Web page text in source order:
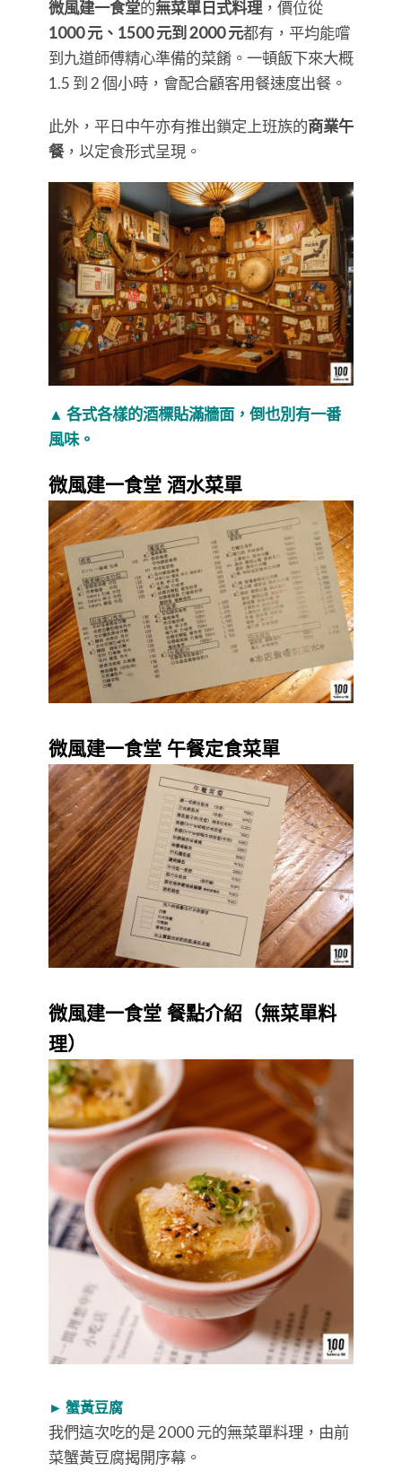
微風建一食堂的無菜單日式料理 ，價位從
1000 元、1500 元到 2000 元都有，平均能嚐
到九道師傅精心準備的菜餚。一頓飯下來大概
1.5 到 2 個小時，會配合顧客用餐速度出餐。
此外，平日中午亦有推出鎖定上班族的商業午
餐，以定食形式呈現。
▲ 各式各樣的酒標貼滿牆面，倒也別有一番
風味。
微風建一食堂 酒水菜單
微風建一食堂 午餐定食菜單
微風建一食堂 餐點介紹（無菜單料
理）
► 蟹黃豆腐
我們這次吃的是 2000 元的無菜單料理，由前
菜蟹黃豆腐揭開序幕。